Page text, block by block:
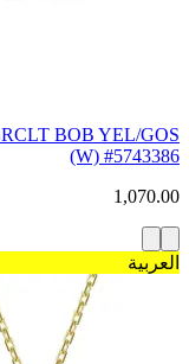
BOB YEL/GOS
(W) #5743386
1,070.00
العربية